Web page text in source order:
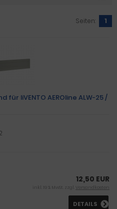
Seiten: 1
liVENTO AEROline ALW-25 /
12,50 EUR
inkl. 19 % MwSt. zzgl. Versandkosten
DETAILS